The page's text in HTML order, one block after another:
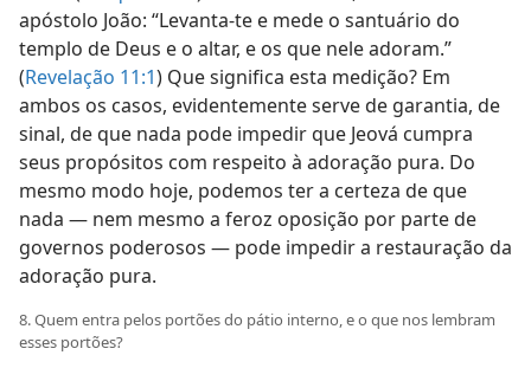
apóstolo João: “Levanta-te e mede o santuário do
templo de Deus e o altar, e os que nele adoram.”
(Revelação 11:1) Que significa esta medição? Em
ambos os casos, evidentemente serve de garantia, de
sinal, de que nada pode impedir que Jeová cumpra
seus propósitos com respeito à adoração pura. Do
mesmo modo hoje, podemos ter a certeza de que
nada — nem mesmo a feroz oposição por parte de
governos poderosos — pode impedir a restauração da
adoração pura.
8. Quem entra pelos portões do pátio interno, e o que nos lembram
esses portões?